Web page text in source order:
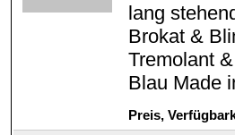
lang
Brokat &
Tremolant
Blau Made
Preis,